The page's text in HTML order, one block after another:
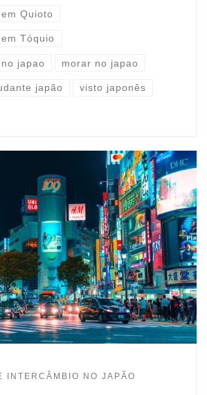
Quioto
Tóquio
japao morar no japao
japão visto japonês
INTERCÂMBIO NO JAPÃO